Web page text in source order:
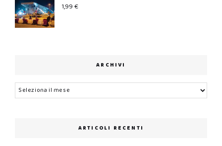
1,99€
ARCHIVI
Archivi
ARTICOLI RECENTI